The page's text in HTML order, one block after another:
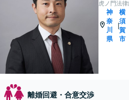
虎ノ門法
神
奈
川
県
|
横
須
賀
市
離婚回避・合意交渉